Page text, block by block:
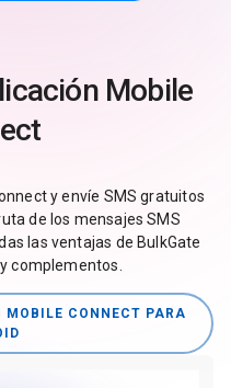
Mobile
y envíe SMS gratuitos
de los mensajes SMS
las ventajas de BulkGate
complementos.
CONNECT PARA